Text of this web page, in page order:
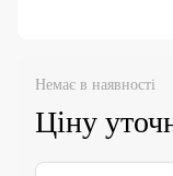
Немає в наявності
Ціну